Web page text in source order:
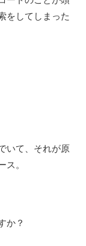
をしてしまった
いて、それが原
ス。
か？